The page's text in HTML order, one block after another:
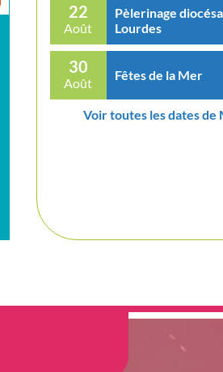
22
Août
Pèlerinage
Lourdes
30
Août
Fêtes de la Mer
Voir toutes les dates de